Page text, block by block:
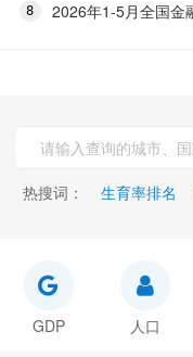
2026年1-5月全国金
热搜词： 生育率排名
GDP 人口